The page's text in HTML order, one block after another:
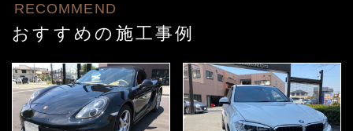
RECOMMEND
おすすめの施工事例